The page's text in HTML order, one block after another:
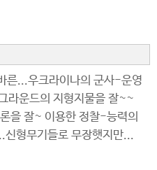
른...우크라이나의 군사-운영
라운드의 지형지물을 잘~~
을 잘~ 이용한 정찰-능력의
형무기들로 무장햇지만...